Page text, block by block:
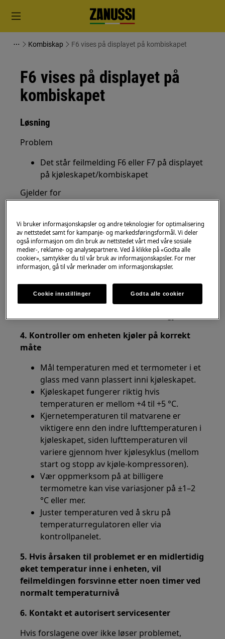
Kombiskap F6 vises på displayet på kombiskapet
F6 vises på displayet på
kombiskapet
Løsning
Problem
Det står feilmelding F6 eller F7 på displayet
på kjøleskapet/kombiskapet
Gjelder for
Kombiskap
Løsning
1. Kontroller om det finnes strømforsyning til
2. Unngå å la døren være åpen over lengre tid
4. Kontroller om enheten kjøler på korrekt
måte
Mål temperaturen med et termometer i et
glass med vann plassert inni kjøleskapet.
Kjøleskapet fungerer riktig hvis
temperaturen er mellom +4 til +5 °C.
Kjernetemperaturen til matvarene er
viktigere enn den indre lufttemperaturen i
kjøleskapet, siden lufttemperaturen vil
variere gjennom hver kjølesyklus (mellom
start og stopp av kjøle-kompressoren).
Vær oppmerksom på at billigere
termometre kan vise variasjoner på ±1–2
°C eller mer.
Juster temperaturen ved å skru på
temperaturregulatoren eller via
kontrollpanelet.
5. Hvis årsaken til problemet er en midlertidig
øket temperatur inne i enheten, vil
feilmeldingen forsvinne etter noen timer ved
normalt temperaturnivå
6. Kontakt et autorisert servicesenter
Hvis forslagene over ikke løser problemet,
Vi bruker informasjonskapsler og andre teknologier for optimalisering
av nettstedet samt for kampanje- og markedsføringsformål. Vi deler
også informasjon om din bruk av nettstedet vårt med våre sosiale
medier-, reklame- og analysepartnere. Ved å klikke på «Godta alle
cookier», samtykker du til vår bruk av informasjonskapsler. For mer
informasjon, gå til vår merknader om informasjonskapsler.
Cookie innstillinger Godta alle cookier